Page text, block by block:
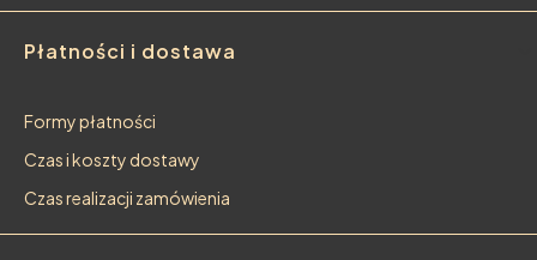
Płatności i dostawa
Formy płatności
Czas i koszty dostawy
Czas realizacji zamówienia